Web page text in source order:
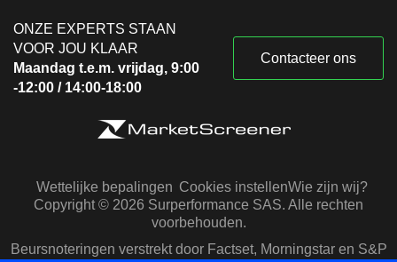
ONZE EXPERTS STAAN
VOOR JOU KLAAR
Maandag t.e.m. vrijdag, 9:00
-12:00 / 14:00-18:00
Contacteer ons
Wettelijke bepalingen Cookies instellenWie zijn wij?
Copyright © 2026 Surperformance SAS. Alle rechten
voorbehouden.
Beursnoteringen verstrekt door Factset, Morningstar en S&P